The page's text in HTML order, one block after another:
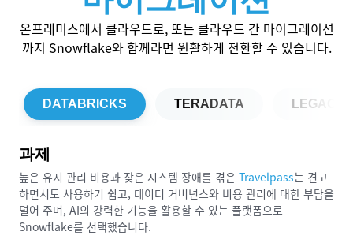
온프레미스에서 클라우드로, 또는 클라우드 간 마이그레이션
까지 Snowflake와 함께라면 원활하게 전환할 수 있습니다.
DATABRICKS TERADATA LEGACY
과제
높은 유지 관리 비용과 잦은 시스템 장애를 겪은 Travelpass는 견고
하면서도 사용하기 쉽고, 데이터 거버넌스와 비용 관리에 대한 부담을
덜어 주며, AI의 강력한 기능을 활용할 수 있는 플랫폼으로
Snowflake를 선택했습니다.
과제
미주, 유럽, 아시아 전역에 팀을 보유한 글로벌 기업Pfizer는 모든 사
업부가 24시간 언제든 데이터를 빠르게 액세스하고 공유할 수 있도록
보장해야 했습니다. Snowflake 도입 전에는 공유를 위해 데이터 사
본, ETL 파이프라인 및 번거롭고 시간이 많이 소요되는 일련의 프로
과제
Marriott는 Netezza 및 Hadoop의 얼리 어답터로서, IBM
BigInsights 플랫폼을 사용했습니다. 이러한 기술로 인해 기술 스택
은 복잡해졌고, 비용이 많이 드는 업그레이드로 운영 비용이 증가했으
며, 운영도 어려워졌습니다.
과제
CTC(Chicago Trading Company)는 방대한 양의 시장 데이터를 처
리하는 데 어려움을 겪으면서 비싼 데이터 전송 비용, 빈번하고 예측
불가능한 처리 실패, 제한적인 비용 가시성 등의 문제에 직면했습니
다.
과제
Snowflake를 도입하기 전 Insider는 BigQuery에서 예측하기 어려
운 비용이 발생했고, 솔루션을 확장하는 데 어려움을 겪었습니다.
솔루션
과제
Snowflake를 사용하기 전 WHOOP의 데이터는 데이터 웨어하우스,
데이터 레이크, 프로덕션 데이터베이스에 걸쳐 분산되어 있었습니다.
WHOOP의 이전 데이터 웨어하우스인 Amazon Redshift는 소규모
데이터 팀이 유지 관리하고 규모를 조정하기에는 비용과 운영 측면에
과제
PGE(Portland General Electric) 는 유지 관리 비용이 많이 들고 성
능 문제가 있는 레거시 온프레미스 데이터 웨어하우스를 사용하고 있
었습니다. 긴밀하게 결합된 시스템 아키텍처는 유연하지 못했고 조직
전체에서 데이터 사본이 급증하는 원인이 되어 스토리지 비용을 높였
과제
Siemens 는 의사 결정을 지원하고 프로세스를 자동화하여 혁신을 실
현하는 주요 운영 인사이트를 확보하기 위해 수년에 걸쳐 데이터 활용
방법을 재고해 왔습니다.